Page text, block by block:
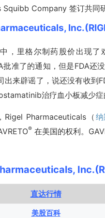
Squibb Company 签订共同
，里格尔制药股价出现
准了的通知，但是FDA还
出来辟谣了，说还没有收
治疗血小板减少症
Pharmaceuticals（
®在美国的权利。
直达行情
美股百科